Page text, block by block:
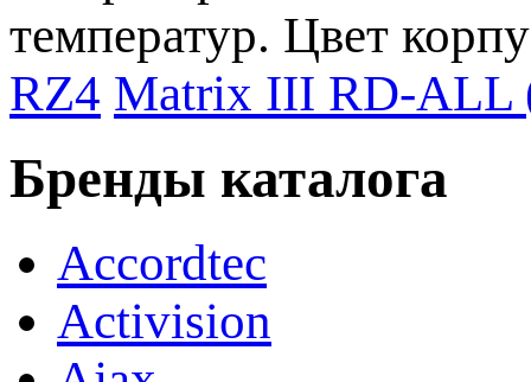
температур. Цвет
RZ4 Matrix III RD-ALL
Бренды каталога
Accordtec
Activision